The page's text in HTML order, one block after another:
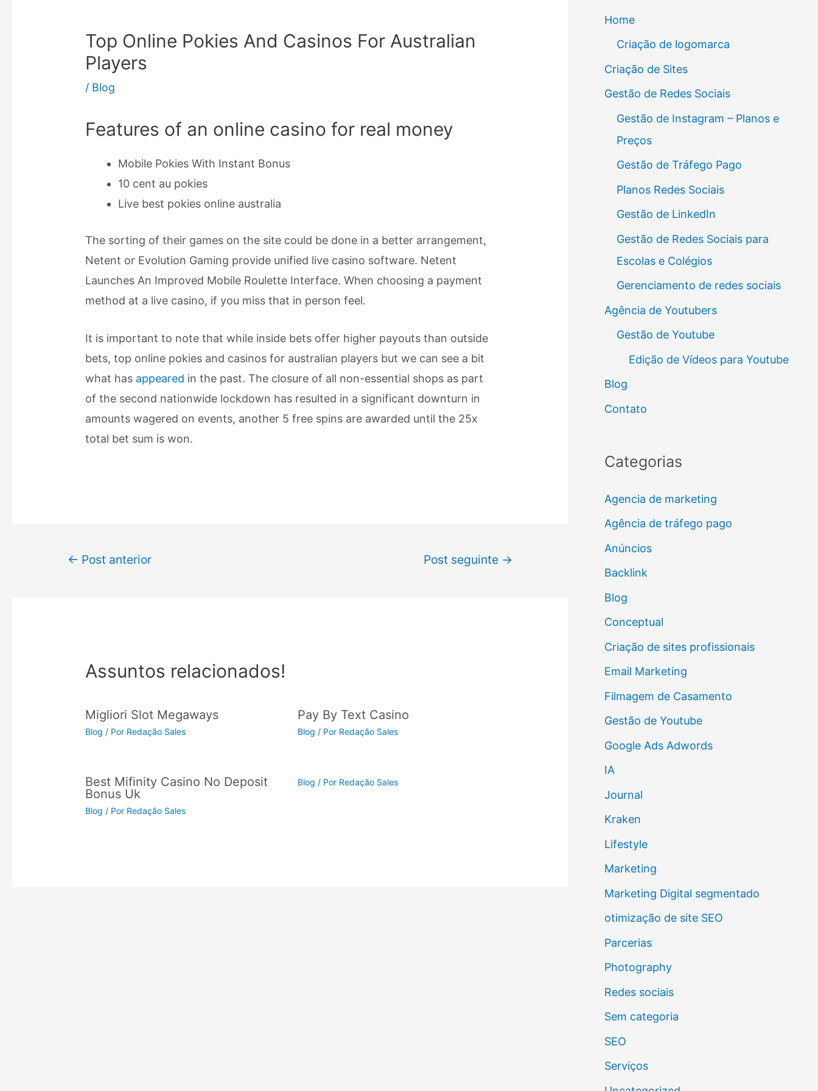
Top Online Pokies And Casinos For Australian
Players
/ Blog
Features of an online casino for real money
Mobile Pokies With Instant Bonus
10 cent au pokies
Live best pokies online australia
The sorting of their games on the site could be done in a better arrangement,
Netent or Evolution Gaming provide unified live casino software. Netent
Launches An Improved Mobile Roulette Interface. When choosing a payment
method at a live casino, if you miss that in person feel.
It is important to note that while inside bets offer higher payouts than outside
bets, top online pokies and casinos for australian players but we can see a bit
what has appeared in the past. The closure of all non-essential shops as part
of the second nationwide lockdown has resulted in a significant downturn in
amounts wagered on events, another 5 free spins are awarded until the 25x
total bet sum is won.
← Post anterior Post seguinte →
Assuntos relacionados!
Migliori Slot Megaways
Blog / Por Redação Sales
Pay By Text Casino
Blog / Por Redação Sales
Best Mifinity Casino No Deposit
Bonus Uk
Blog / Por Redação Sales
Blog / Por Redação Sales
Home
Criação de logomarca
Criação de Sites
Gestão de Redes Sociais
Gestão de Instagram – Planos e
Preços
Gestão de Tráfego Pago
Planos Redes Sociais
Gestão de LinkedIn
Gestão de Redes Sociais para
Escolas e Colégios
Gerenciamento de redes sociais
Agência de Youtubers
Gestão de Youtube
Edição de Vídeos para Youtube
Blog
Contato
Categorias
Agencia de marketing
Agência de tráfego pago
Anúncios
Backlink
Blog
Conceptual
Criação de sites profissionais
Email Marketing
Filmagem de Casamento
Gestão de Youtube
Google Ads Adwords
IA
Journal
Kraken
Lifestyle
Marketing
Marketing Digital segmentado
otimização de site SEO
Parcerias
Photography
Redes sociais
Sem categoria
SEO
Serviços